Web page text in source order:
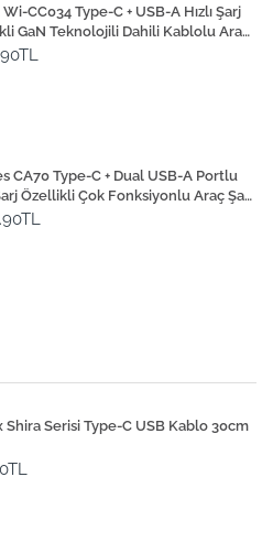
CC034 Type-C + USB-A Hızlı Şarj
GaN Teknolojili Dahili Kablolu Araç
111W
CA70 Type-C + Dual USB-A Portlu
Özellikli Çok Fonksiyonlu Araç Şarj
Shira Serisi Type-C USB Kablo 30cm